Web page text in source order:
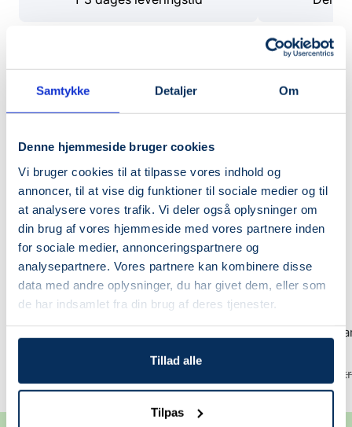
Samtykke Detaljer Om
Denne hjemmeside bruger cookies
Vi bruger cookies til at tilpasse vores indhold og
annoncer, til at vise dig funktioner til sociale medier og til
at analysere vores trafik. Vi deler også oplysninger om
din brug af vores hjemmeside med vores partnere inden
for sociale medier, annonceringspartnere og
analysepartnere. Vores partnere kan kombinere disse
data med andre oplysninger, du har givet dem, eller som
de har indsamlet fra din brug af deres tjenester.
Tillad alle
Tilpas
Mere fra samme brand
SPAR 20%
+
Læg
i
kurv
IUNIK - Propolis
111,20 kr